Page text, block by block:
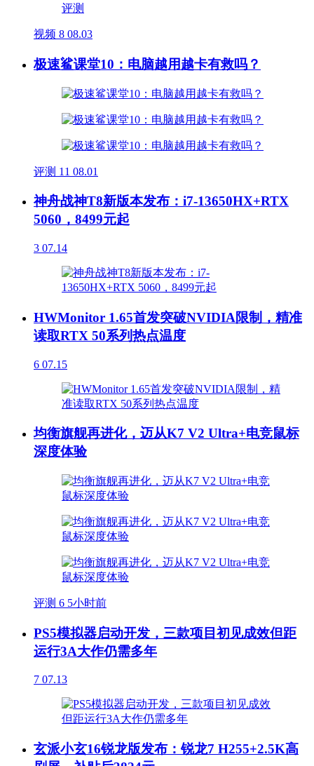
视频 8 08.03
极速鲨课堂10：电脑越用越卡有救吗？
评测 11 08.01
神舟战神T8新版本发布：i7-13650HX+RTX
5060，8499元起
3 07.14
HWMonitor 1.65首发突破NVIDIA限制，精准
读取RTX 50系列热点温度
6 07.15
均衡旗舰再进化，迈从K7 V2 Ultra+电竞鼠标
深度体验
评测 6 5小时前
PS5模拟器启动开发，三款项目初见成效但距
运行3A大作仍需多年
7 07.13
玄派小玄16锐龙版发布：锐龙7 H255+2.5K高